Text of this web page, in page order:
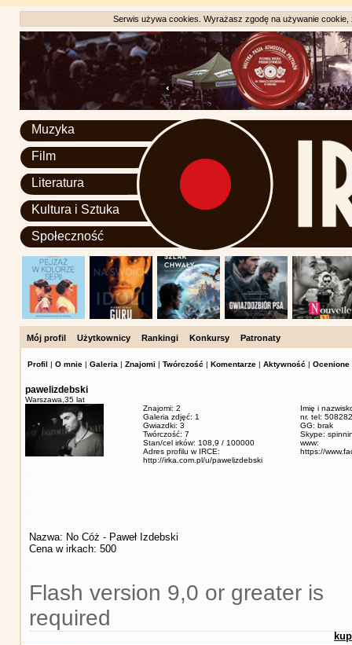
Serwis używa cookies. Wyrażasz zgodę na używanie
Muzyka
Film
Literatura
Kultura i Sztuka
Społeczność
Mój profil Użytkownicy Rankingi Konkursy Patronaty
Profil | O mnie | Galeria | Znajomi | Twórczość | Komentarze | Aktywność | Ocenione
pawelizdebski
Warszawa, 35 lat
Znajomi: 2
Galeria zdjęć: 1
Gwiazdki: 3
Twórczość: 7
Stan/cel irków: 108,9 / 100000
Adres profilu w IRCE:
http://irka.com.pl/u/pawelizdebski
Imię i
nr. tel:
GG: brak
Skype:
www:
https://
Nazwa: No Cóż - Paweł Izdebski
Cena w irkach: 500
Flash version 9,0 or greater is
required